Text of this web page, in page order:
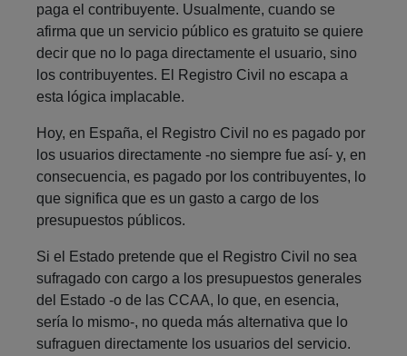
paga el contribuyente. Usualmente, cuando se
afirma que un servicio público es gratuito se quiere
decir que no lo paga directamente el usuario, sino
los contribuyentes. El Registro Civil no escapa a
esta lógica implacable.
Hoy, en España, el Registro Civil no es pagado por
los usuarios directamente -no siempre fue así- y, en
consecuencia, es pagado por los contribuyentes, lo
que significa que es un gasto a cargo de los
presupuestos públicos.
Si el Estado pretende que el Registro Civil no sea
sufragado con cargo a los presupuestos generales
del Estado -o de las CCAA, lo que, en esencia,
sería lo mismo-, no queda más alternativa que lo
sufraguen directamente los usuarios del servicio.